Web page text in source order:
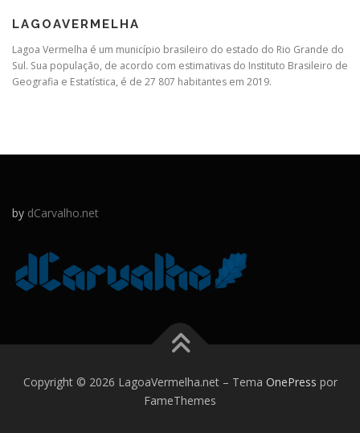
LAGOAVERMELHA
Lagoa Vermelha é um município brasileiro do estado do Rio Grande do
Sul. Sua população, de acordo com estimativas do Instituto Brasileiro de
Geografia e Estatística, é de 27 807 habitantes em 2019.
by dCarvalho.net
Copyright © 2026 LagoaVermelha.net – Tema OnePress por
FameThemes